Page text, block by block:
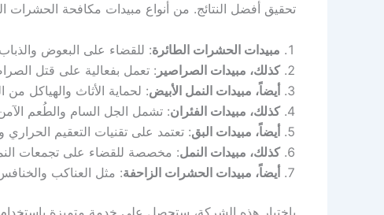
تحقيق أفضل النتائج. من أنواع مبيدات مكافحة الحشرات
مبيدات الحشرات الطائرة: للقضاء على البعوض
كذلك، مبيدات الصراصير : تعمل بفعالية على قتل
أيضاً، مبيدات النمل الأبيض: لحماية الأثاث والهياكل من
كذلك، مبيدات الفئران: تشمل الجل السام والطُعم
أيضاً، مبيدات البق: تعتمد على تقنيات التعقيم
كذلك، مبيدات النمل: مخصصة للقضاء على تجمعات
أيضاً، مبيدات الحشرات الزاحفة: مثل العناكب
باختيار هذه الشركة، ستحصل على خدمة متميزة